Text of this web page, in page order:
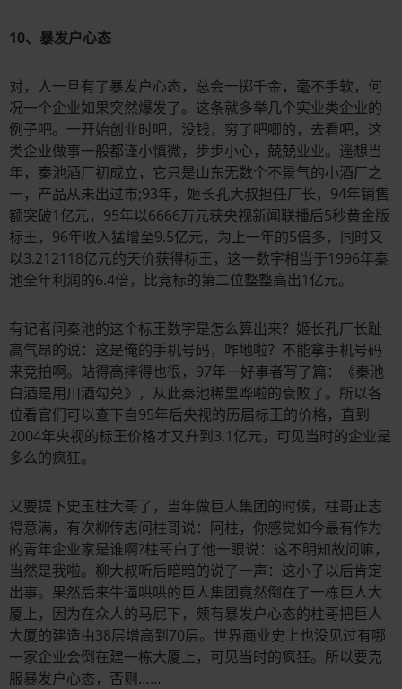
10、暴发户心态
对，人一旦有了暴发户心态，总会一掷千金，毫不手软，何
况一个企业如果突然爆发了。这条就多举几个实业类企业的
例子吧。一开始创业时吧，没钱，穷了吧唧的，去看吧，这
类企业做事一般都谨小慎微，步步小心，兢兢业业。遥想当
年，秦池酒厂初成立，它只是山东无数个不景气的小酒厂之
一，产品从未出过市;93年，姬长孔大叔担任厂长，94年销售
额突破1亿元，95年以6666万元获央视新闻联播后5秒黄金版
标王，96年收入猛增至9.5亿元，为上一年的5倍多，同时又
以3.212118亿元的天价获得标王，这一数字相当于1996年秦
池全年利润的6.4倍，比竞标的第二位整整高出1亿元。
有记者问秦池的这个标王数字是怎么算出来？姬长孔厂长趾
高气昂的说：这是俺的手机号码，咋地啦？不能拿手机号码
来竞拍啊。站得高摔得也很，97年一好事者写了篇：《秦池
白酒是用川酒勾兑》，从此秦池稀里哗啦的衰败了。所以各
位看官们可以查下自95年后央视的历届标王的价格，直到
2004年央视的标王价格才又升到3.1亿元，可见当时的企业是
多么的疯狂。
又要提下史玉柱大哥了，当年做巨人集团的时候，柱哥正志
得意满，有次柳传志问柱哥说：阿柱，你感觉如今最有作为
的青年企业家是谁啊?柱哥白了他一眼说：这不明知故问嘛，
当然是我啦。柳大叔听后暗暗的说了一声：这小子以后肯定
出事。果然后来牛逼哄哄的巨人集团竟然倒在了一栋巨人大
厦上，因为在众人的马屁下，颇有暴发户心态的柱哥把巨人
大厦的建造由38层增高到70层。世界商业史上也没见过有哪
一家企业会倒在建一栋大厦上，可见当时的疯狂。所以要克
服暴发户心态，否则……